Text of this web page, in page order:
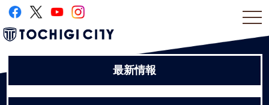
最新情報